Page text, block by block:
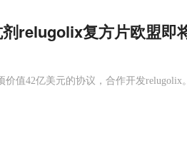
relugolix复方片欧盟即
价值42亿美元的协议，合作开发relugolix。